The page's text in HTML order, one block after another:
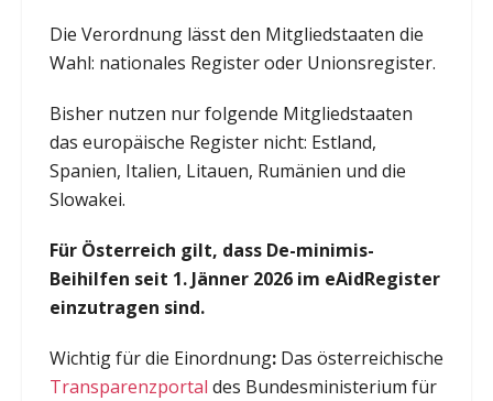
Die Verordnung lässt den Mitgliedstaaten die
Wahl: nationales Register oder Unionsregister.
Bisher nutzen nur folgende Mitgliedstaaten
das europäische Register nicht: Estland,
Spanien, Italien, Litauen, Rumänien und die
Slowakei.
Für Österreich gilt, dass De-minimis-
Beihilfen seit 1. Jänner 2026 im eAidRegister
einzutragen sind.
Wichtig für die Einordnung:Das österreichische
Transparenzportal des Bundesministerium für